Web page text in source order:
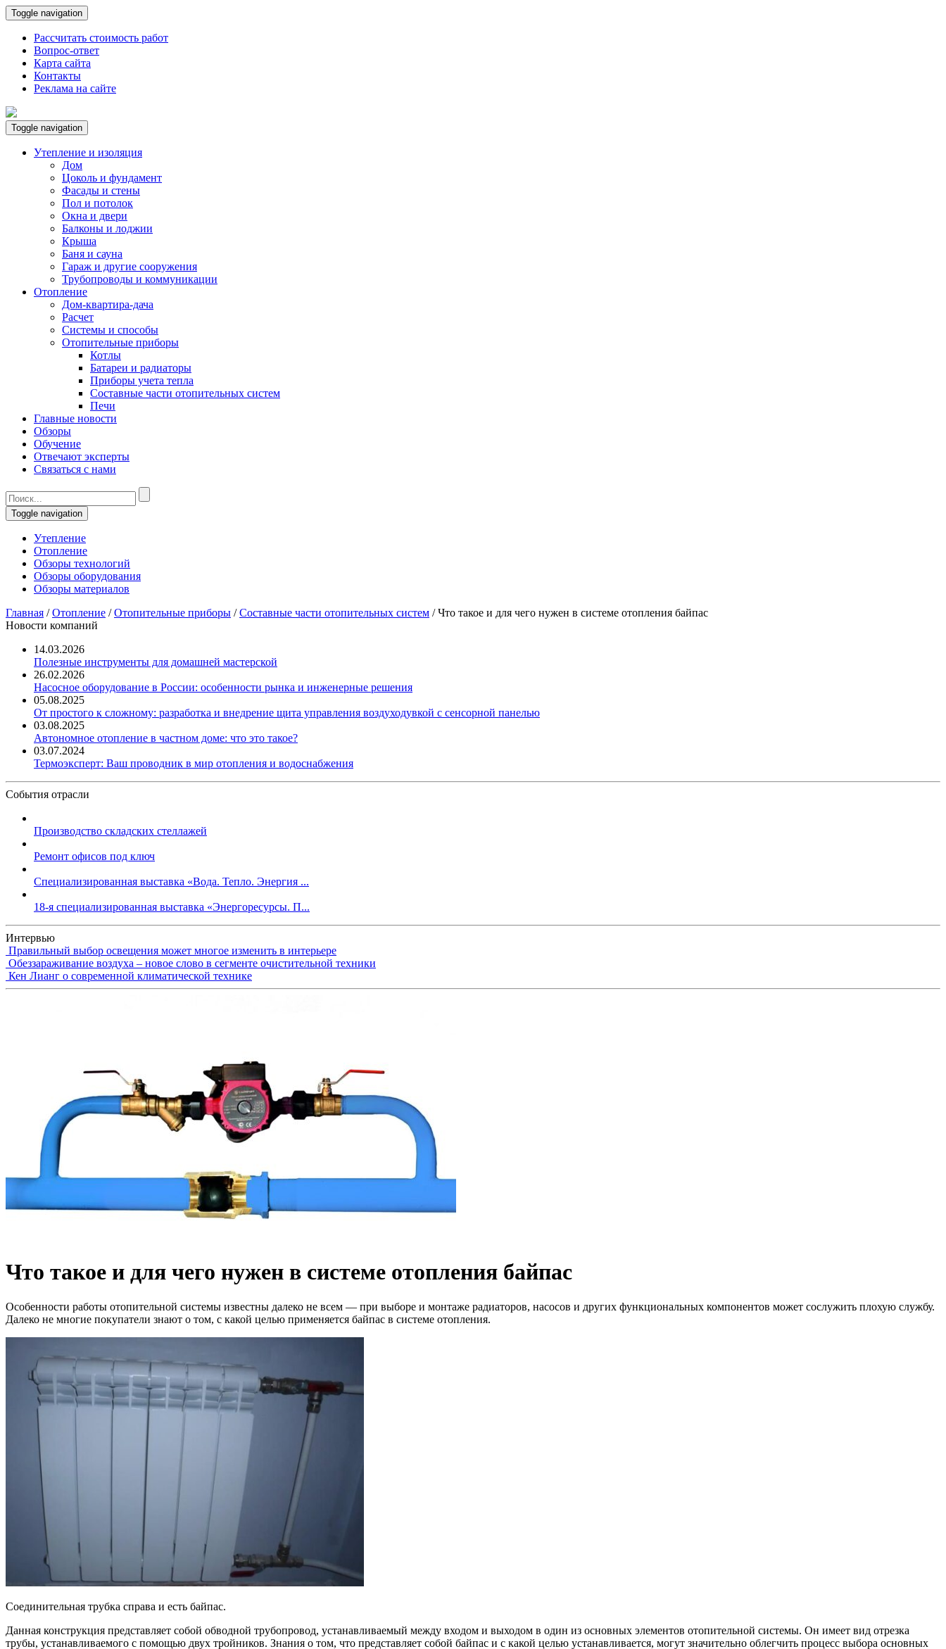
Toggle navigation
Рассчитать стоимость работ
Вопрос-ответ
Карта сайта
Контакты
Реклама на сайте
Toggle navigation
Утепление и изоляция
Дом
Цоколь и фундамент
Фасады и стены
Пол и потолок
Окна и двери
Балконы и лоджии
Крыша
Баня и сауна
Гараж и другие сооружения
Трубопроводы и коммуникации
Отопление
Дом-квартира-дача
Расчет
Системы и способы
Отопительные приборы
Котлы
Батареи и радиаторы
Приборы учета тепла
Составные части отопительных систем
Печи
Главные новости
Обзоры
Обучение
Отвечают эксперты
Связаться с нами
Toggle navigation
Утепление
Отопление
Обзоры технологий
Обзоры оборудования
Обзоры материалов
Главная /Отопление /Отопительные приборы /Составные части отопительных систем /Что такое и для чего нужен в системе отопления байпас
Новости компаний
14.03.2026
Полезные инструменты для домашней мастерской
26.02.2026
Насосное оборудование в России: особенности рынка и инженерные решения
05.08.2025
От простого к сложному: разработка и внедрение щита управления воздуходувкой с сенсорной панелью
03.08.2025
Автономное отопление в частном доме: что это такое?
03.07.2024
Термоэксперт: Ваш проводник в мир отопления и водоснабжения
События отрасли
Производство складских стеллажей
Ремонт офисов под ключ
Специализированная выставка «Вода. Тепло. Энергия ...
18-я специализированная выставка «Энергоресурсы. П...
Интервью
Правильный выбор освещения может многое изменить в интерьере
Обеззараживание воздуха – новое слово в сегменте очистительной техники
Кен Лианг о современной климатической технике
Что такое и для чего нужен в системе отопления байпас
Особенности работы отопительной системы известны далеко не всем — при выборе и монтаже радиаторов, насосов и других функциональных компонентов может сослужить плохую службу.
Далеко не многие покупатели знают о том, с какой целью применяется байпас в системе отопления.
Соединительная трубка справа и есть байпас.
Данная конструкция представляет собой обводной трубопровод, устанавливаемый между входом и выходом в один из основных элементов отопительной системы. Он имеет вид отрезка
трубы, устанавливаемого с помощью двух тройников. Знания о том, что представляет собой байпас и с какой целью устанавливается, могут значительно облегчить процесс выбора основных